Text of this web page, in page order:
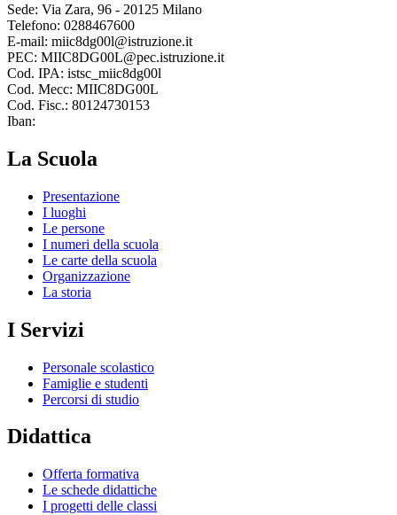
Sede: Via Zara, 96 - 20125 Milano
Telefono: 0288467600
E-mail: miic8dg00l@istruzione.it
PEC: MIIC8DG00L@pec.istruzione.it
Cod. IPA: istsc_miic8dg00l
Cod. Mecc: MIIC8DG00L
Cod. Fisc.: 80124730153
Iban:
La Scuola
Presentazione
I luoghi
Le persone
I numeri della scuola
Le carte della scuola
Organizzazione
La storia
I Servizi
Personale scolastico
Famiglie e studenti
Percorsi di studio
Didattica
Offerta formativa
Le schede didattiche
I progetti delle classi